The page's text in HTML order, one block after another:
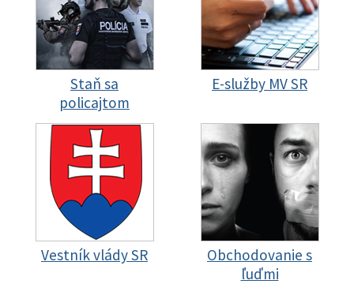
Staň sa
policajtom
E-služby MV SR
Vestník vlády SR
Obchodovanie s
ľuďmi